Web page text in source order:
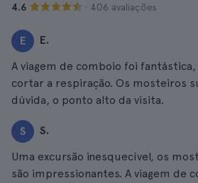
4.6 · 406 avaliações
E E.
A viagem de comboio foi fantástica,
cortar a respiração. Os mosteiros
dúvida, o ponto alto da visita.
S S.
Uma excursão inesquecível, os
são impressionantes. A viagem de